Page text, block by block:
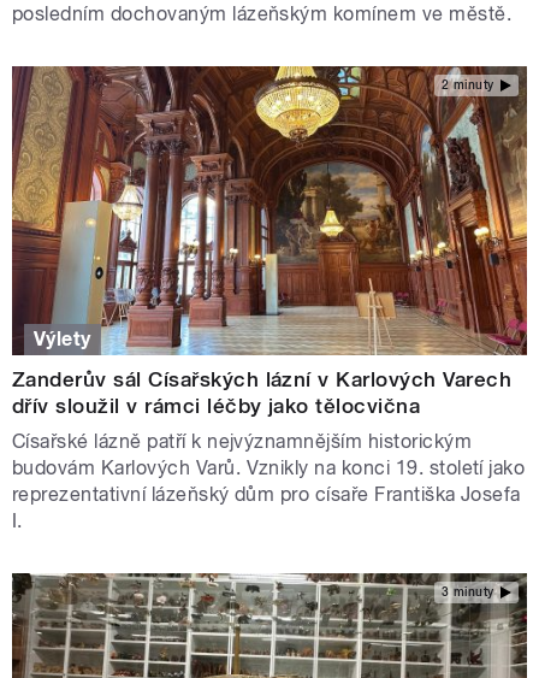
posledním dochovaným lázeňským komínem ve městě.
2 minuty
Výlety
Zanderův sál Císařských lázní v Karlových Varech
dřív sloužil v rámci léčby jako tělocvična
Císařské lázně patří k nejvýznamnějším historickým
budovám Karlových Varů. Vznikly na konci 19. století jako
reprezentativní lázeňský dům pro císaře Františka Josefa
I.
3 minuty